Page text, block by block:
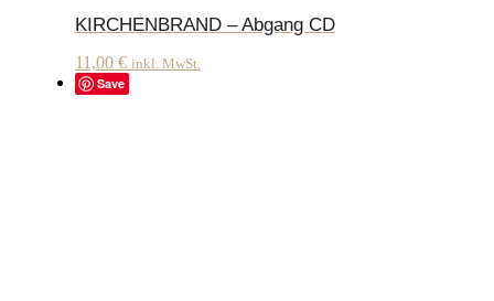
KIRCHENBRAND – Abgang CD
11,00 € inkl. MwSt.
Save